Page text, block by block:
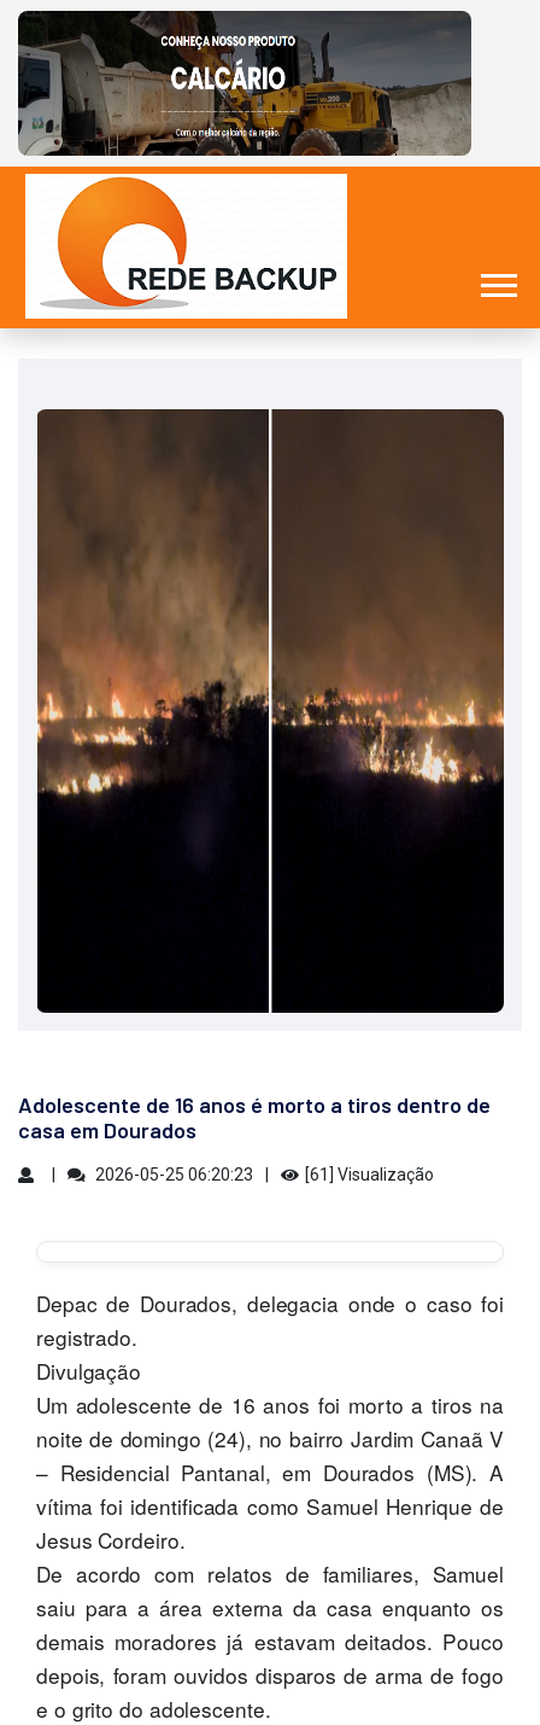
Adolescente de 16 anos é morto a tiros dentro de
casa em Dourados
2026-05-25 06:20:23 [61] Visualização
Depac de Dourados, delegacia onde o caso foi
registrado.
Divulgação
Um adolescente de 16 anos foi morto a tiros na
noite de domingo (24), no bairro Jardim Canaã V
– Residencial Pantanal, em Dourados (MS). A
vítima foi identificada como Samuel Henrique de
Jesus Cordeiro.
De acordo com relatos de familiares, Samuel
saiu para a área externa da casa enquanto os
demais moradores já estavam deitados. Pouco
depois, foram ouvidos disparos de arma de fogo
e o grito do adolescente.